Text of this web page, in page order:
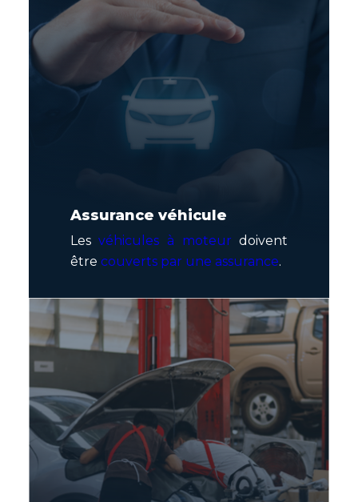
Assurance véhicule
Lesvéhicules à moteur doivent
être couverts par une assurance.